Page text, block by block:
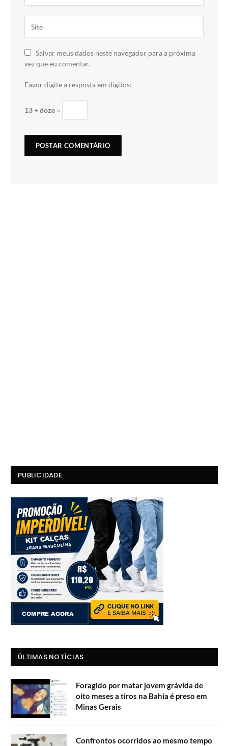
Salvar meus dados neste navegador para a próxima
vez que eu comentar.
Favor digite a resposta em dígitos:
13 + doze =
PUBLICIDADE
ÚLTIMAS NOTÍCIAS
Foragido por matar jovem grávida de
oito meses a tiros na Bahia é preso em
Minas Gerais
Confrontos ocorridos ao mesmo tempo